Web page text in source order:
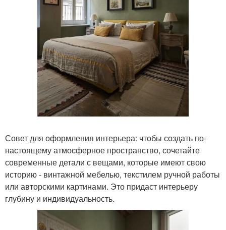
Совет для оформления интерьера: чтобы создать по-
настоящему атмосферное пространство, сочетайте
современные детали с вещами, которые имеют свою
историю - винтажной мебелью, текстилем ручной работы
или авторскими картинами. Это придаст интерьеру
глубину и индивидуальность.